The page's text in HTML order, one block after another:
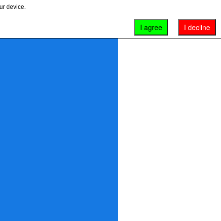
device.
I decline
I agree